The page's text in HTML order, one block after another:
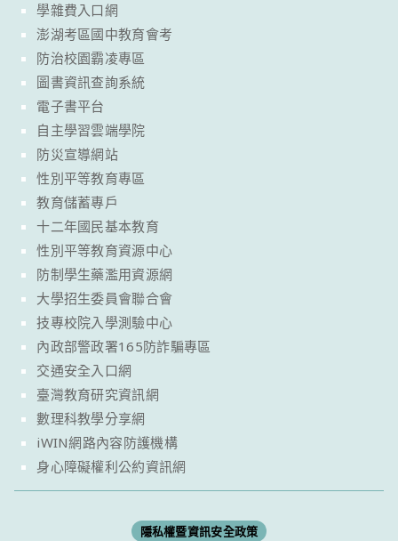
學雜費入口網
澎湖考區國中教育會考
防治校園霸凌專區
圖書資訊查詢系統
電子書平台
自主學習雲端學院
防災宣導網站
性別平等教育專區
教育儲蓄專戶
十二年國民基本教育
性別平等教育資源中心
防制學生藥濫用資源網
大學招生委員會聯合會
技專校院入學測驗中心
內政部警政署165防詐騙專區
交通安全入口網
臺灣教育研究資訊網
數理科教學分享網
iWIN網路內容防護機構
身心障礙權利公約資訊網
隱私權暨資訊安全政策